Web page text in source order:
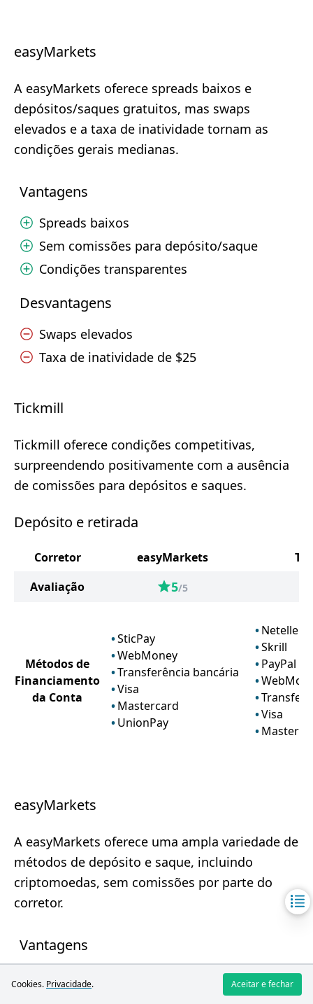
easyMarkets
A easyMarkets oferece spreads baixos e
depósitos/saques gratuitos, mas swaps
elevados e a taxa de inatividade tornam as
condições gerais medianas.
Vantagens
Spreads baixos
Sem comissões para depósito/saque
Condições transparentes
Desvantagens
Swaps elevados
Taxa de inatividade de $25
Tickmill
Tickmill oferece condições competitivas,
surpreendendo positivamente com a ausência
de comissões para depósitos e saques.
Depósito e retirada
Corretor easyMarkets
Avaliação
5/5
Métodos de
Financiamento
da Conta
SticPay
WebMoney
Transferência bancária
Visa
Mastercard
UnionPay
Neteller
Skrill
PayPal
Visa
easyMarkets
A easyMarkets oferece uma ampla variedade de
métodos de depósito e saque, incluindo
criptomoedas, sem comissões por parte do
corretor.
Vantagens
Depósitos instantâneos
Cookies. Privacidade. Aceitar e fechar